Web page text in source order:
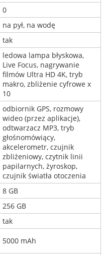
0
na pył, na wodę
tak
ledowa lampa błyskowa,
Live Focus, nagrywanie
filmów Ultra HD 4K, tryb
makro, zbliżenie cyfrowe x
10
odbiornik GPS, rozmowy
wideo (przez aplikacje),
odtwarzacz MP3, tryb
głośnomówiący,
akcelerometr, czujnik
zbliżeniowy, czytnik linii
papilarnych, żyroskop,
czujnik światła otoczenia
8 GB
256 GB
tak
5000 mAh